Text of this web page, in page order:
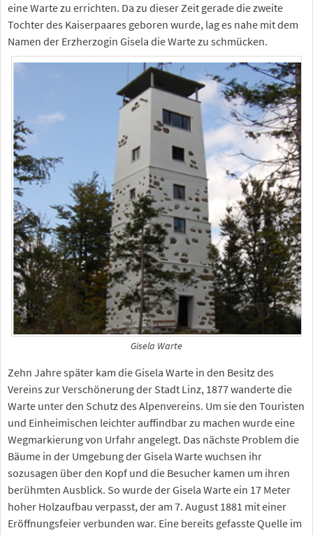
eine Warte zu errichten. Da zu dieser Zeit gerade die zweite
Tochter des Kaiserpaares geboren wurde, lag es nahe mit dem
Namen der Erzherzogin Gisela die Warte zu schmücken.
Gisela Warte
Zehn Jahre später kam die Gisela Warte in den Besitz des
Vereins zur Verschönerung der Stadt Linz, 1877 wanderte die
Warte unter den Schutz des Alpenvereins. Um sie den Touristen
und Einheimischen leichter auffindbar zu machen wurde eine
Wegmarkierung von Urfahr angelegt. Das nächste Problem die
Bäume in der Umgebung der Gisela Warte wuchsen ihr
sozusagen über den Kopf und die Besucher kamen um ihren
berühmten Ausblick. So wurde der Gisela Warte ein 17 Meter
hoher Holzaufbau verpasst, der am 7. August 1881 mit einer
Eröffnungsfeier verbunden war. Eine bereits gefasste Quelle im